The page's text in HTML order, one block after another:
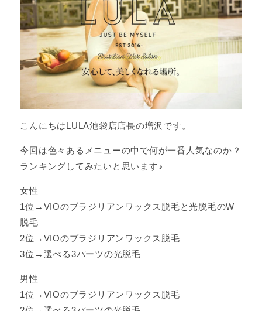
こんにちはLULA池袋店店長の増沢です。
今回は色々あるメニューの中で何が一番人気なのか？
ランキングしてみたいと思います♪
女性
1位→VIOのブラジリアンワックス脱毛と光脱毛のW
脱毛
2位→VIOのブラジリアンワックス脱毛
3位→選べる3パーツの光脱毛
男性
1位→VIOのブラジリアンワックス脱毛